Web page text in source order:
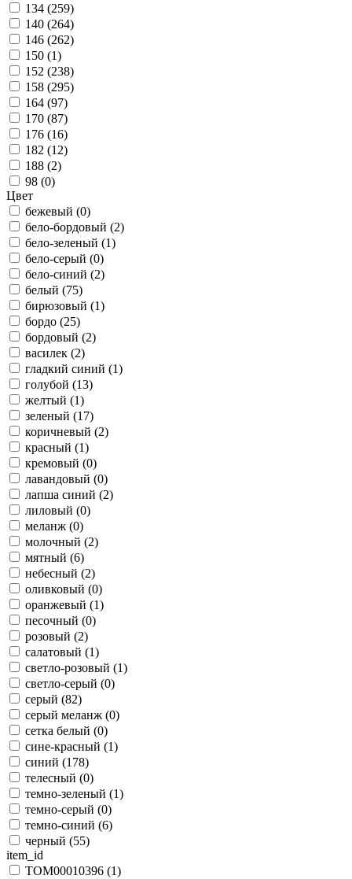
134 (259)
140 (264)
146 (262)
150 (1)
152 (238)
158 (295)
164 (97)
170 (87)
176 (16)
182 (12)
188 (2)
98 (0)
Цвет
бежевый (0)
бело-бордовый (2)
бело-зеленый (1)
бело-серый (0)
бело-синий (2)
белый (75)
бирюзовый (1)
бордо (25)
бордовый (2)
василек (2)
гладкий синий (1)
голубой (13)
желтый (1)
зеленый (17)
коричневый (2)
красный (1)
кремовый (0)
лавандовый (0)
лапша синий (2)
лиловый (0)
меланж (0)
молочный (2)
мятный (6)
небесный (2)
оливковый (0)
оранжевый (1)
песочный (0)
розовый (2)
салатовый (1)
светло-розовый (1)
светло-серый (0)
серый (82)
серый меланж (0)
сетка белый (0)
сине-красный (1)
синий (178)
телесный (0)
темно-зеленый (1)
темно-серый (0)
темно-синий (6)
черный (55)
item_id
TOM00010396 (1)